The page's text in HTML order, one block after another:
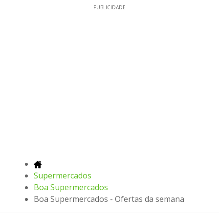
PUBLICIDADE
Supermercados
Boa Supermercados
Boa Supermercados - Ofertas da semana